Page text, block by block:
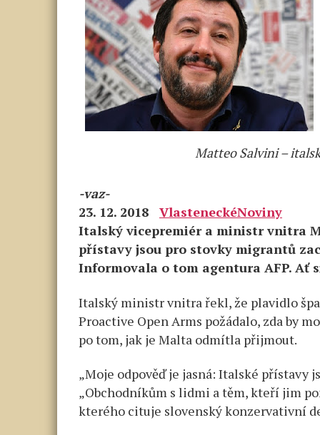
Matteo Salvini –
-vaz-
23. 12. 2018 VlasteneckéNoviny
Italský vicepremiér a ministr vnitra
přístavy jsou pro stovky migrantů
Informovala o tom agentura AFP. Ať
Italský ministr vnitra řekl, že plavidlo
Proactive Open Arms požádalo, zda by
po tom, jak je Malta odmítla přijmout.
„Moje odpověď je jasná: Italské přístavy
„Obchodníkům s lidmi a těm, kteří jim
kterého cituje slovenský konzervativní